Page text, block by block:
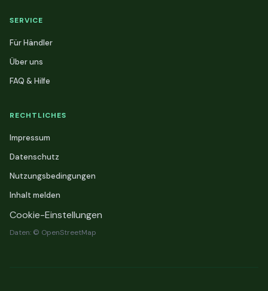
SERVICE
Für Händler
Über uns
FAQ & Hilfe
RECHTLICHES
Impressum
Datenschutz
Nutzungsbedingungen
Inhalt melden
Cookie-Einstellungen
Daten: © OpenStreetMap